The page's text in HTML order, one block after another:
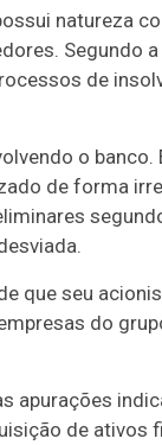
natureza
Segundo
de
o banco.
de forma
que seu
do
apurações
de ativos